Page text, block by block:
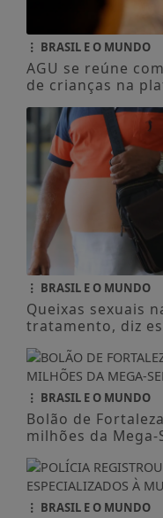
BRASIL E O MUNDO
AGU se reúne
de crianças na
BRASIL E O MUNDO
Queixas sexuais
tratamento, diz
BRASIL E O MUNDO
Bolão de
milhões da Mega-
BRASIL E O MUNDO